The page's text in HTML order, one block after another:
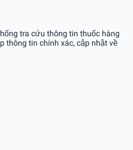
tra cứu thông tin thuốc hàng
thông tin chính xác, cập nhật về